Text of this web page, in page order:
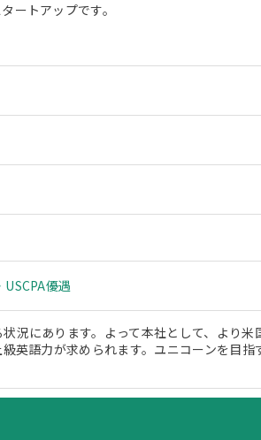
ートアップです。
優遇
況にあります。よって本社として、より米
英語力が求められます。ユニコーンを目指